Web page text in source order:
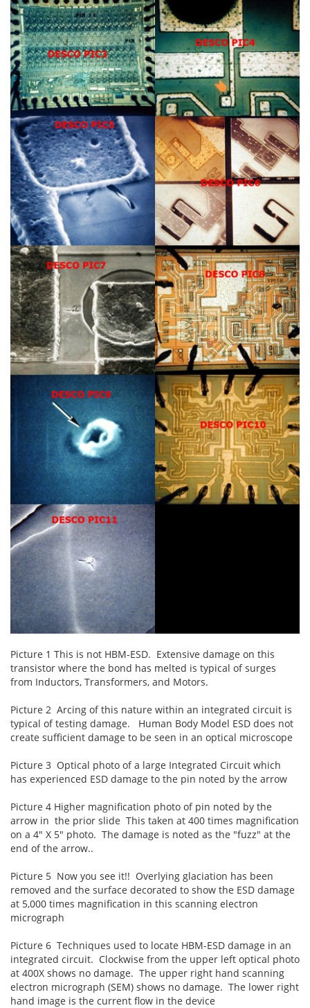
Picture 1 This is not HBM-ESD. Extensive damage on this
transistor where the bond has melted is typical of surges
from Inductors, Transformers, and Motors.
Picture 2 Arcing of this nature within an integrated circuit is
typical of testing damage. Human Body Model ESD does not
create sufficient damage to be seen in an optical microscope
Picture 3 Optical photo of a large Integrated Circuit which
has experienced ESD damage to the pin noted by the arrow
Picture 4 Higher magnification photo of pin noted by the
arrow in the prior slide This taken at 400 times magnification
on a 4" X 5" photo. The damage is noted as the "fuzz" at the
end of the arrow..
Picture 5 Now you see it!! Overlying glaciation has been
removed and the surface decorated to show the ESD damage
at 5,000 times magnification in this scanning electron
micrograph
Picture 6 Techniques used to locate HBM-ESD damage in an
integrated circuit. Clockwise from the upper left optical photo
at 400X shows no damage. The upper right hand scanning
electron micrograph (SEM) shows no damage. The lower right
hand image is the current flow in the device